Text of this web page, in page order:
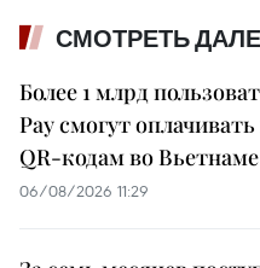
СМОТРЕТЬ
Более 1 млрд
Pay смогут
QR-кодам во Вьетнаме
06/08/2026 11:29